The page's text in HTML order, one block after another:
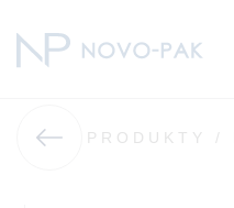
PRODUKTY /